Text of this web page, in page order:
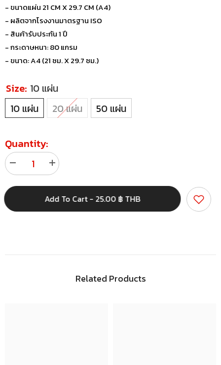
- ขนาดแผ่น 21 CM X 29.7 CM (A4)
- ผลิตจากโรงงานมาตรฐาน ISO
- สินค้ารับประกัน 1 ปี
- กระดาษหนา: 80 แกรม
- ขนาด: A4 (21 ซม. X 29.7 ซม.)
Size: 10 แผ่น
10 แผ่น
20 แผ่น 50 แผ่น
Quantity:
Decrease
quantity
for
Increase
quantity
for
สติ
Add To Cart - 25.00 ฿ THB
Related Products